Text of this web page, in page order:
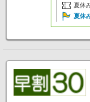
夏休
夏休